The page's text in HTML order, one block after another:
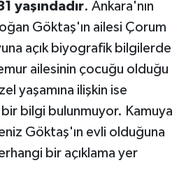
yaşındadır. Ankara'nın
Göktaş'ın ailesi Çorum
açık biyografik bilgilerde
ailesinin çocuğu olduğu
yaşamına ilişkin ise
bilgi bulunmuyor. Kamuya
Göktaş'ın evli olduğuna
bir açıklama yer